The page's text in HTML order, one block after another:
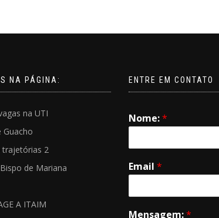
NA PÁGINA:
na UTI
Guacho
trajetórias 2
de Mariana
A ITAIM
ENTRE EM CONTATO
Nome:*
Email *
Mensagem:*